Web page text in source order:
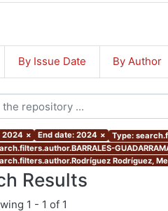
By Issue Date By Author
2024 × End date: 2024 × Type:
Rodríguez,
Results
1 - 1 of 1